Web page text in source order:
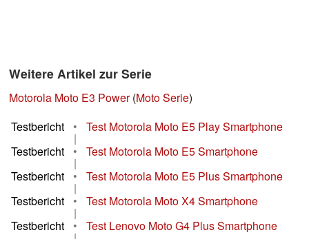
Weitere Artikel zur Serie
Motorola Moto E3 Power(Moto Serie)
Testbericht
• Test Motorola Moto E5 Play Smartphone
|
Testbericht
• Test Motorola Moto E5 Smartphone
|
Testbericht
• Test Motorola Moto E5 Plus Smartphone
|
Testbericht
• Test Motorola Moto X4 Smartphone
|
Testbericht
• Test Lenovo Moto G4 Plus Smartphone